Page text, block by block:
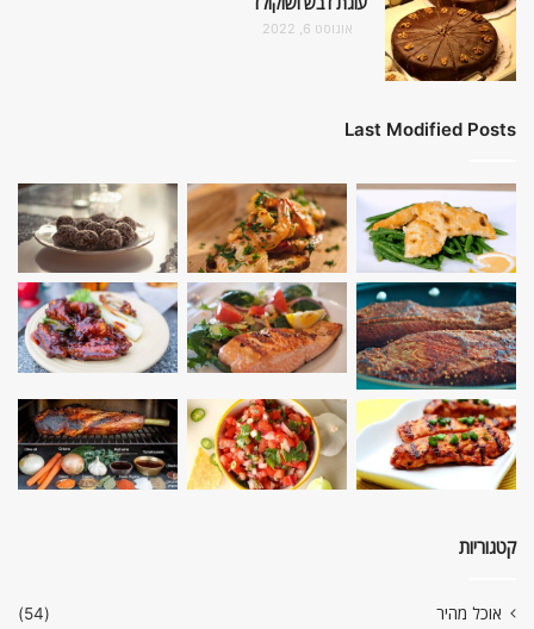
אוגוסט 6, 2022
Last Modified Posts
קטגוריות
אוכל מהיר
(54)